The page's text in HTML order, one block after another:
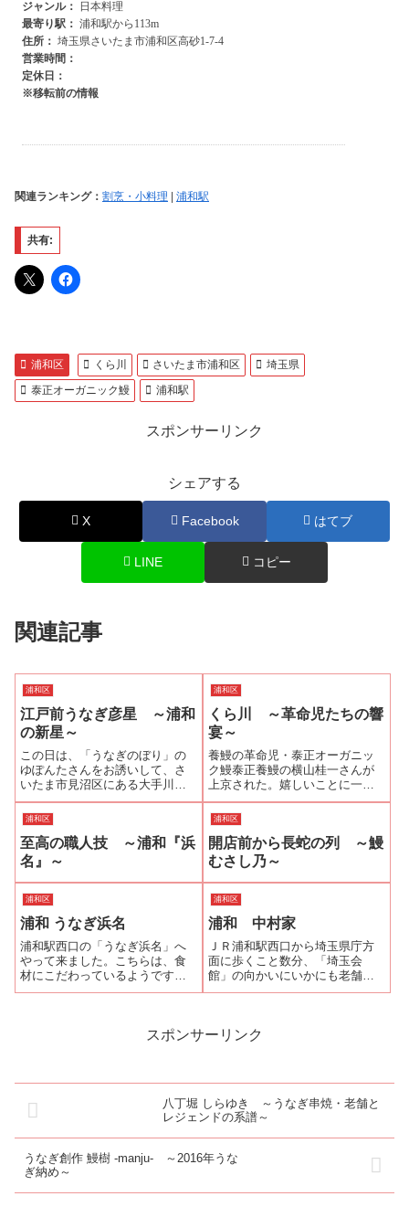
関連ランキング： 割烹・小料理 浦和駅
共有:
浦和区 くら川 さいたま市浦和区
埼玉県
泰正オーガニック鰻
浦和駅
スポンサーリンク
シェアする
X Facebook はてブ
LINE コピー
関連記事
浦和区
江戸前うなぎ彦星 ～浦和
の新星～
この日は、「うなぎのぼり」の
ゆぽんたさんをお誘いして、さ
いたま市見沼区にある大手川魚
問屋である「鯉平」さんを見学
させていただいた。その際に
『江戸前うなぎ彦星』の店主・
中嶋勇志さんのお話が出た。中
嶋さんは、以前の仕事で鯉平さ
んへ出入りしていた...
浦和区
くら川 ～革命児たちの響
宴～
養鰻の革命児・泰正オーガニッ
ク鰻泰正養鰻の横山桂一さんが
上京された。嬉しいことに一日
ご一緒してくださるという。今
から1年半前、横山さんが泰正養
鰻の様子をTwitterで発信し始め
た時に「ここまで公開していい
の？」と思いながらリツイート
した。...
浦和区
至高の職人技 ～浦和『浜
名』～
浦和区
開店前から長蛇の列 ～鰻
むさし乃～
浦和区
浦和 うなぎ浜名
浦和駅西口の「うなぎ浜名」へ
やって来ました。こちらは、食
材にこだわっているようです。
鰻は、大井川共水うなぎ。米
中（税別 3800円）と肝焼き（税
浦和区
浦和 中村家
ＪＲ浦和駅西口から埼玉県庁方
面に歩くこと数分、「埼玉会
館」の向かいにいかにも老舗と
いう風格のお店に”蒲焼” と染め
雪が雨に変わった夕刻の開店時
スポンサーリンク
八丁堀 しらゆき ～うなぎ串焼・老舗と
レジェンドの系譜～
うなぎ創作 鰻樹 -manju- ～2016年うな
ぎ納め～